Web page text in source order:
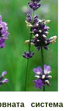
система